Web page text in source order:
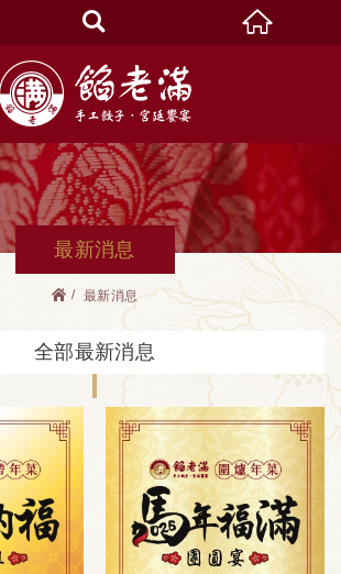
最新消息
最新消息
全部最新消息